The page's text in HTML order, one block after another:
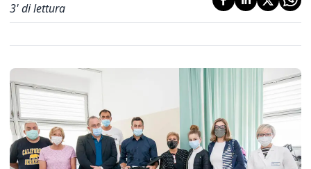
3' di lettura